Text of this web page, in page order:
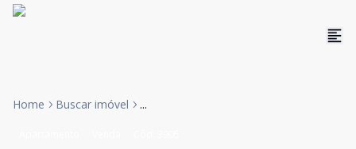
Home Buscar imóvel ...